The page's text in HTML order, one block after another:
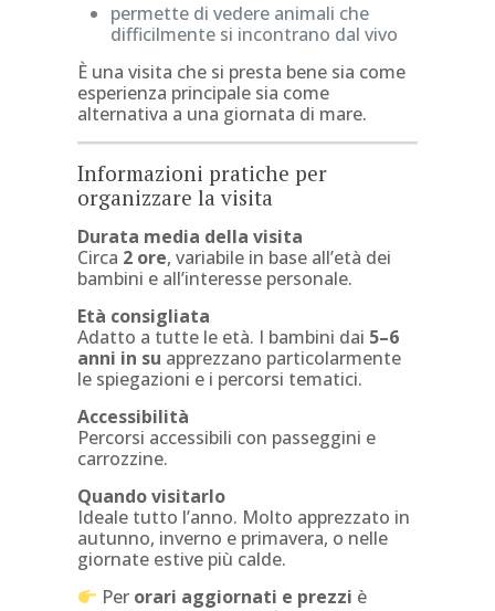
permette di vedere animali che
difficilmente si incontrano dal vivo
È una visita che si presta bene sia come
esperienza principale sia come
alternativa a una giornata di mare.
Informazioni pratiche per
organizzare la visita
Durata media della visita
Circa 2 ore, variabile in base all’età dei
bambini e all’interesse personale.
Età consigliata
Adatto a tutte le età. I bambini dai 5–6
anni in su apprezzano particolarmente
le spiegazioni e i percorsi tematici.
Accessibilità
Percorsi accessibili con passeggini e
carrozzine.
Quando visitarlo
Ideale tutto l’anno. Molto apprezzato in
autunno, inverno e primavera, o nelle
giornate estive più calde.
Per orari aggiornati e prezzi è